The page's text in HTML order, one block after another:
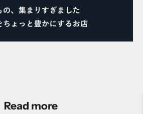
Read more